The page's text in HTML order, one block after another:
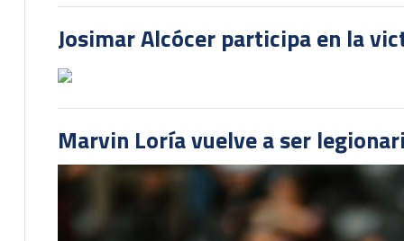
Josimar Alcócer participa en la
Marvin Loría vuelve a ser